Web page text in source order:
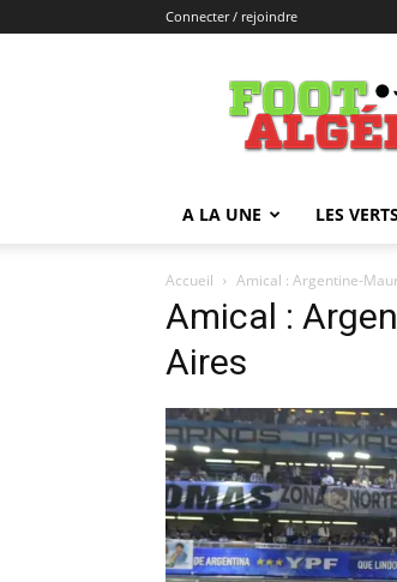
Connecter / rejoindre
A LA UNE LES VERTS
Accueil Amical : Argentine-
Amical :
Aires